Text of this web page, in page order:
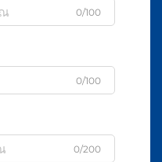
0/100
0/100
0/200